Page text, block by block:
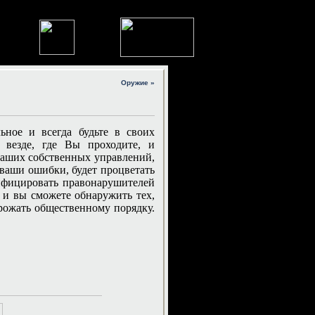
Оружие »
и всегда будьте в своих
везде, где Вы проходите, и
собственных управлений,
ошибки, будет процветать
правонарушителей
вы сможете обнаружить тех,
общественному порядку.